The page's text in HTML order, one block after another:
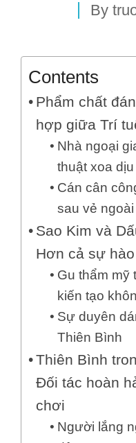
By
Contents
Phẩm chất
hợp giữa Trí
Nhà ngoại
thuật xoa
Cán cân
sau vẻ
Sao Kim và
Hơn cả sự
Gu thẩm mỹ
kiến tạo
Sự duyên
Thiên Bình
Thiên Bình
Đối tác hoàn
chơi
Người lắng